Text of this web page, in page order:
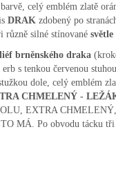
celý emblém zlatě
DRAK zdobený po
různě silné stínované
brněnského draka
s tenkou červenou
dole, celý emblém
CHMELENÝ -
EXTRA
MÁ. Po obvodu tácku tři